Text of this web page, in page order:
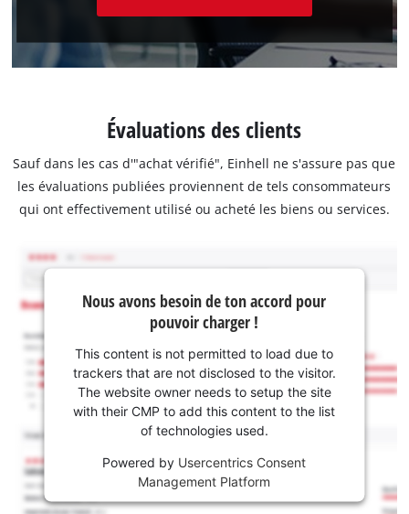
Évaluations des clients
Sauf dans les cas d'"achat vérifié", Einhell ne s'assure pas que
les évaluations publiées proviennent de tels consommateurs
qui ont effectivement utilisé ou acheté les biens ou services.
Nous avons besoin de ton accord pour
pouvoir charger !
This content is not permitted to load due to
trackers that are not disclosed to the visitor.
The website owner needs to setup the site
with their CMP to add this content to the list
of technologies used.
Powered by Usercentrics Consent
Management Platform